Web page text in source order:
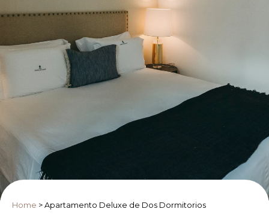
Home > Apartamento Deluxe de Dos Dormitorios